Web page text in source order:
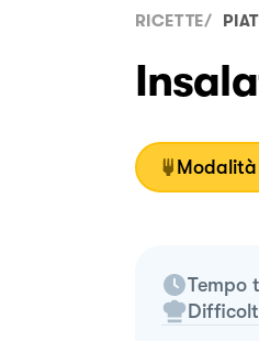
RICETTE/
Tempo